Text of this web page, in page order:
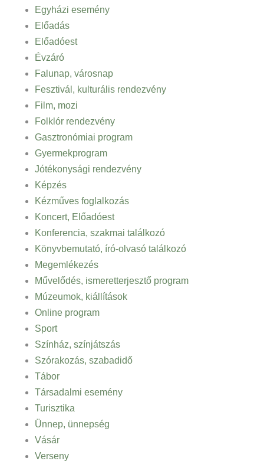
Egyházi esemény
Előadás
Előadóest
Évzáró
Falunap, városnap
Fesztivál, kulturális rendezvény
Film, mozi
Folklór rendezvény
Gasztronómiai program
Gyermekprogram
Jótékonysági rendezvény
Képzés
Kézműves foglalkozás
Koncert, Előadóest
Konferencia, szakmai találkozó
Könyvbemutató, író-olvasó találkozó
Megemlékezés
Művelődés, ismeretterjesztő program
Múzeumok, kiállítások
Online program
Sport
Színház, színjátszás
Szórakozás, szabadidő
Tábor
Társadalmi esemény
Turisztika
Ünnep, ünnepség
Vásár
Verseny